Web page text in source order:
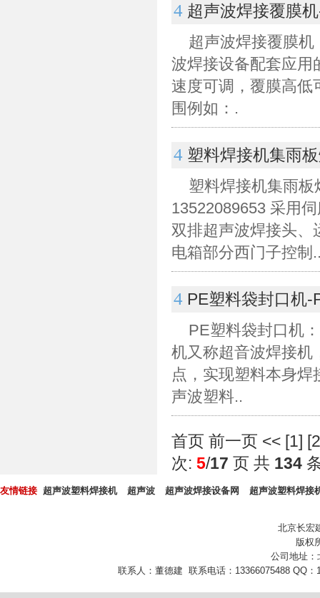
4 超声波焊接覆膜
超声波焊接覆膜
波焊接设备配套应用
速度可调，覆膜高低
围例如：.
4 塑料焊接机集雨
塑料焊接机集雨
13522089653 采用
双排超声波焊接头、
电箱部分西门子控制
4 PE塑料袋封口机-
PE塑料袋封口机
机又称超音波焊接机
点，实现塑料本身
声波塑料..
首页 前一页 << [1] [2
次: 5/17 页 共 134
友情链接 超声波塑料焊接机 超声波 超声波焊接设备网 超声波塑料焊接
北京长宏
版权
公司地址：
联系人：董德建 联系电话：13366075488 QQ：